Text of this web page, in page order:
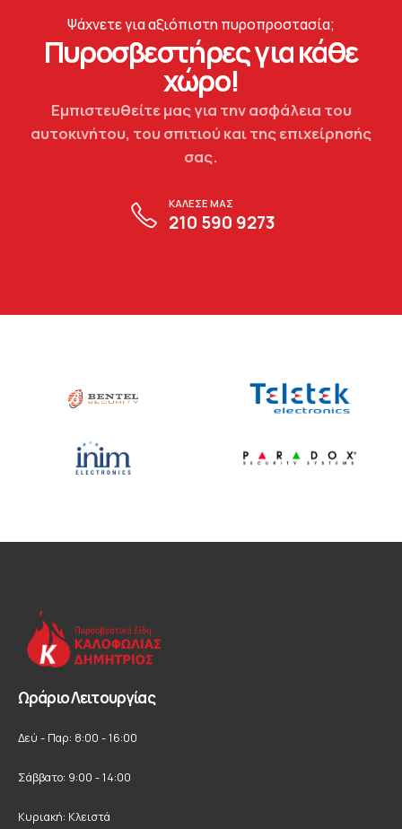
Ψάχνετε για αξιόπιστη πυροπροστασία;
Πυροσβεστήρες για κάθε
χώρο!
Εμπιστευθείτε μας για την ασφάλεια του
αυτοκινήτου, του σπιτιού και της επιχείρησής
σας.
ΚΑΛΕΣΕ ΜΑΣ
210 590 9273
Ωράριο Λειτουργίας
Δεύ - Παρ: 8:00 - 16:00
Σάββατο: 9:00 - 14:00
Κυριακή: Κλειστά